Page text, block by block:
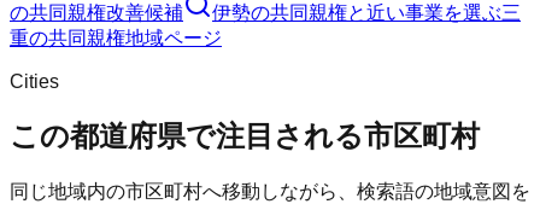
の共同親権改善候補 伊勢の共同親権と近い事業を選ぶ三
重の共同親権地域ページ
Cities
この都道府県で注目される市区町村
同じ地域内の市区町村へ移動しながら、検索語の地域意図を